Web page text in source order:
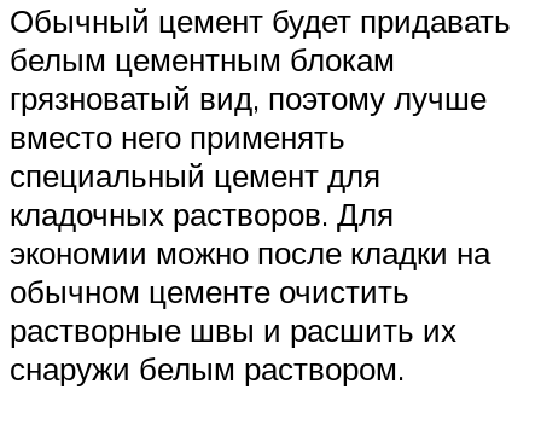
Обычный цемент будет придавать
белым цементным блокам
грязноватый вид, поэтому лучше
вместо него применять
специальный цемент для
кладочных растворов. Для
экономии можно после кладки на
обычном цементе очистить
растворные швы и расшить их
снаружи белым раствором.